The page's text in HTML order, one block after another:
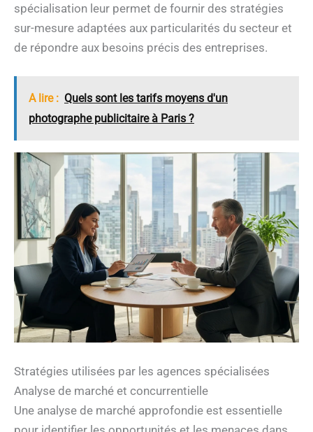
spécialisation leur permet de fournir des stratégies
sur-mesure adaptées aux particularités du secteur et
de répondre aux besoins précis des entreprises.
A lire : Quels sont les tarifs moyens d'un
photographe publicitaire à Paris ?
Stratégies utilisées par les agences spécialisées
Analyse de marché et concurrentielle
Une analyse de marché approfondie est essentielle